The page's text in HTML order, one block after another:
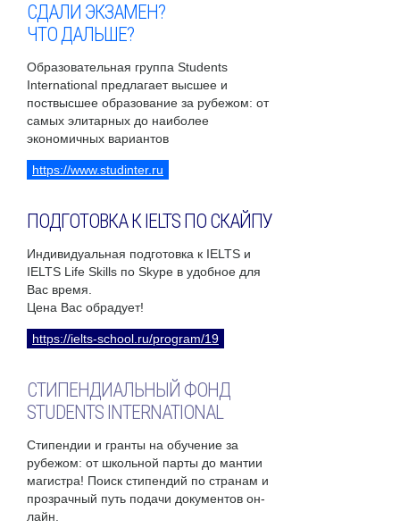
СДАЛИ ЭКЗАМЕН?
ЧТО ДАЛЬШЕ?
Образовательная группа Students
International предлагает высшее и
поствысшее образование за рубежом: от
самых элитарных до наиболее
экономичных вариантов
https://www.studinter.ru
ПОДГОТОВКА К IELTS ПО СКАЙПУ
Индивидуальная подготовка к IELTS и
IELTS Life Skills по Skype в удобное для
Вас время.
Цена Вас обрадует!
https://ielts-school.ru/program/19
СТИПЕНДИАЛЬНЫЙ ФОНД
STUDENTS INTERNATIONAL
Стипендии и гранты на обучение за
рубежом: от школьной парты до мантии
магистра! Поиск стипендий по странам и
прозрачный путь подачи документов он-
лайн.